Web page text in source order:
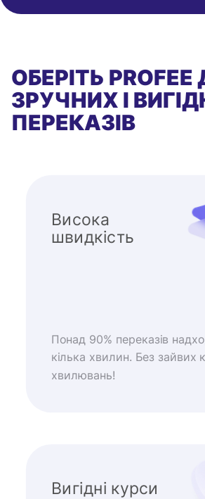
ОБЕРІТЬ PROFEE
ЗРУЧНИХ І
ПЕРЕКАЗІВ
Висока
швидкість
Понад 90% переказів
кілька хвилин. Без зайвих
хвилювань!
Вигідні курси